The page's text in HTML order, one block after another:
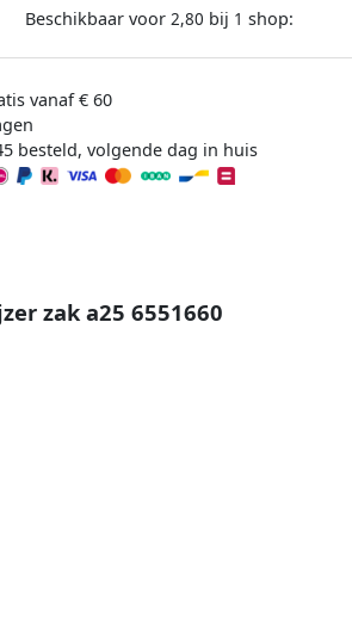
Beschikbaar voor 2,80 bij 1 shop:
vanaf € 60
besteld, volgende dag in huis
zak a25 6551660